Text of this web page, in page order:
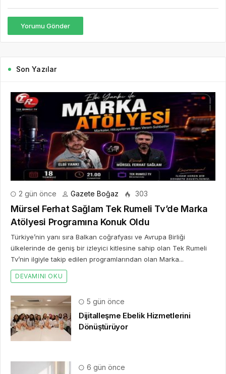
Yorumu Gönder
Son Yazılar
2 gün önce Gazete Boğaz 303
Mürsel Ferhat Sağlam Tek Rumeli Tv’de Marka
Atölyesi Programına Konuk Oldu
Türkiye’nin yanı sıra Balkan coğrafyası ve Avrupa Birliği
ülkelerinde de geniş bir izleyici kitlesine sahip olan Tek Rumeli
Tv’nin ilgiyle takip edilen programlarından olan Marka...
DEVAMINI OKU
5 gün önce
Dijitalleşme Ebelik Hizmetlerini
Dönüştürüyor
6 gün önce